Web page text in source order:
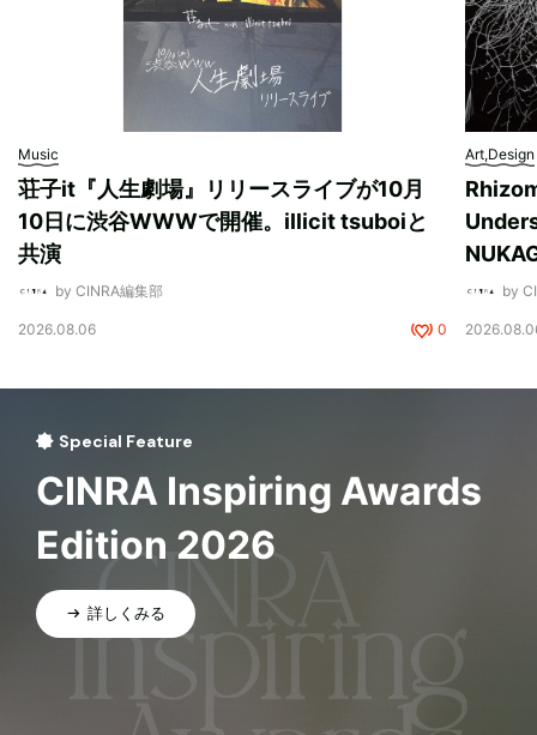
Music
荘子it『人生劇場』リリースライブが10月
10日に渋谷WWWで開催。illicit tsuboiと
共演
by CINRA編集部
2026.08.06 0
Art,Design
by
Special Feature
CINRA Inspiring Awards
Edition 2026
詳しくみる